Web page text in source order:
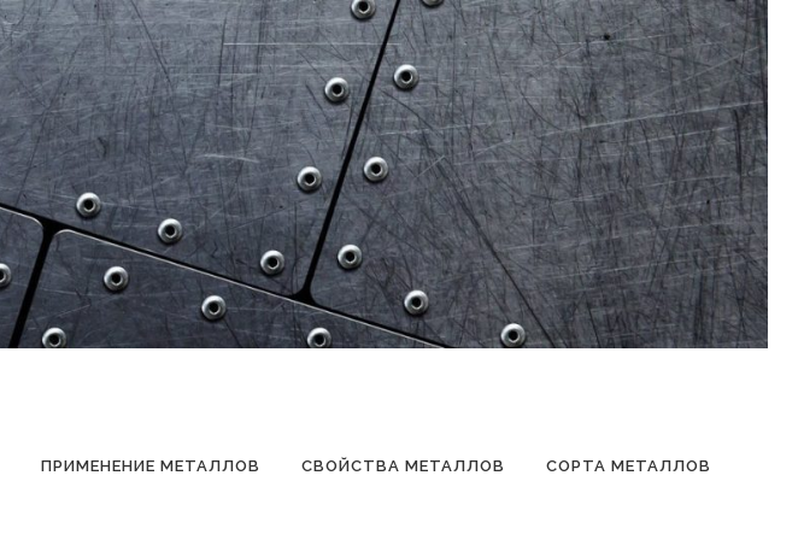
ПРИМЕНЕНИЕ МЕТАЛЛОВ СВОЙСТВА МЕТАЛЛОВ СОРТА МЕТАЛЛОВ